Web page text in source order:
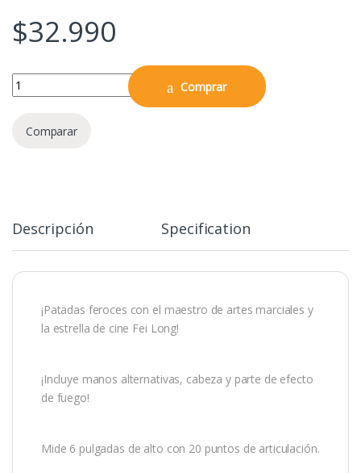
$32.990
Fei Long Ultra Street Fighter II - Figura 6" quantity
Comprar
Comparar
Descripción Specification
¡Patadas feroces con el maestro de artes marciales y
la estrella de cine Fei Long!
¡Incluye manos alternativas, cabeza y parte de efecto
de fuego!
Mide 6 pulgadas de alto con 20 puntos de articulación.